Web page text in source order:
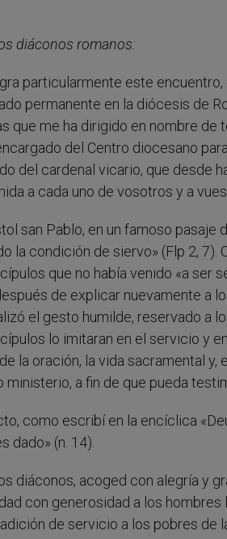
diáconos romanos:
particularmente este
permanente en la diócesis de
que me ha dirigido en nombre de
del Centro diocesano
del cardenal vicario, que desde
a cada uno de vosotros y a
san Pablo, en un famoso
la condición de siervo» (Flp 2,
que no había venido «a ser
de explicar nuevamente a
el gesto humilde, reservado a
lo imitaran en el servicio y
la oración, la vida sacramental
ministerio, a fin de que pueda
como escribí en la encíclica
dado» (n. 14).
diáconos, acoged con alegría y
con generosidad a los
de servicio a los pobres de